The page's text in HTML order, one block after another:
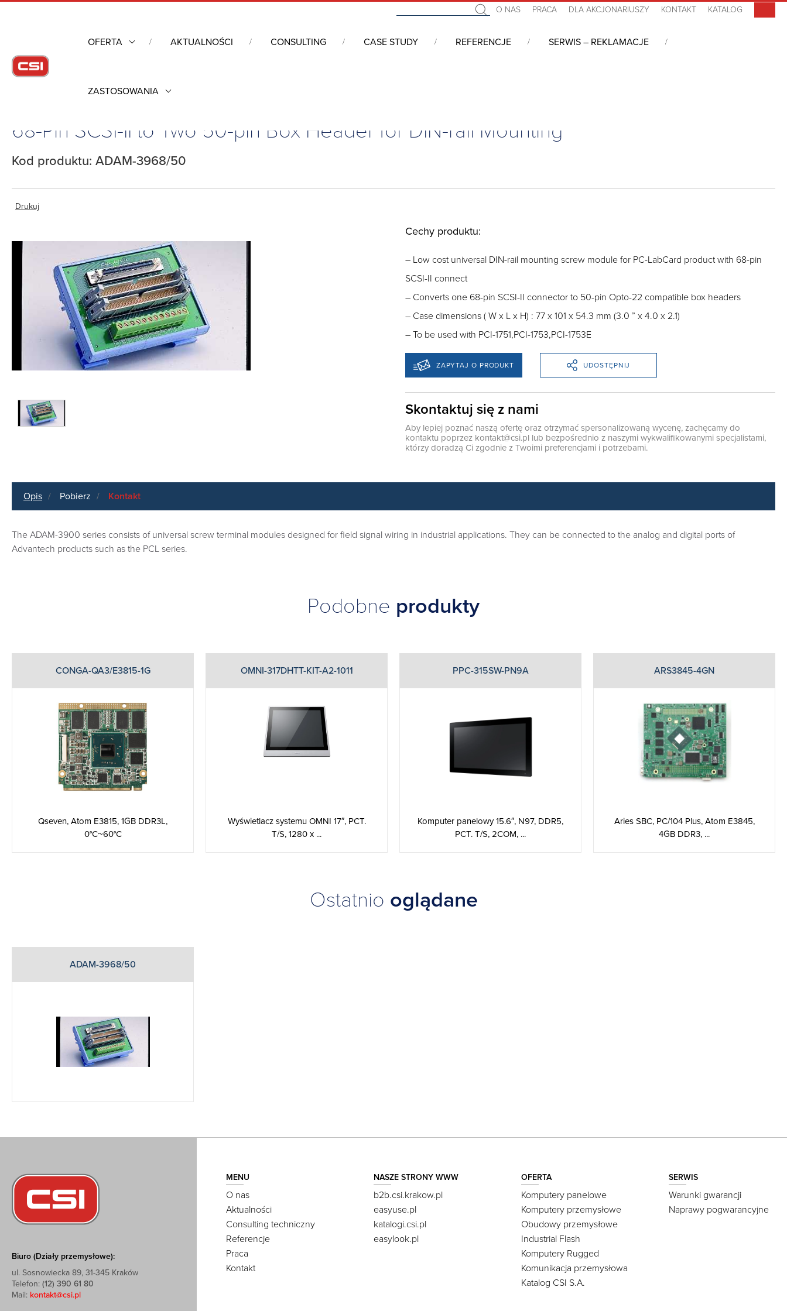
O NAS PRACA DLA AKCJONARIUSZY KONTAKT KATALOG
OFERTA AKTUALNOŚCI CONSULTING CASE STUDY REFERENCJE SERWIS – REKLAMACJE
ZASTOSOWANIA
Komputery przemysłowe
68-Pin SCSI-II to Two 50-pin Box Header for DIN-rail Mounting
Kod produktu: ADAM-3968/50
Drukuj
Cechy produktu:
– Low cost universal DIN-rail mounting screw module for PC-LabCard product with 68-pin
SCSI-II connect
– Converts one 68-pin SCSI-II connector to 50-pin Opto-22 compatible box headers
– Case dimensions ( W x L x H) : 77 x 101 x 54.3 mm (3.0 ” x 4.0 x 2.1)
– To be used with PCI-1751,PCI-1753,PCI-1753E
ZAPYTAJ O PRODUKT UDOSTĘPNIJ
Skontaktuj się z nami
Aby lepiej poznać naszą ofertę oraz otrzymać spersonalizowaną wycenę, zachęcamy do
kontaktu poprzez kontakt@csi.pl lub bezpośrednio z naszymi wykwalifikowanymi specjalistami,
którzy doradzą Ci zgodnie z Twoimi preferencjami i potrzebami.
Opis Pobierz Kontakt
The ADAM-3900 series consists of universal screw terminal modules designed for field signal wiring in industrial applications. They can be connected to the analog and digital ports of
Advantech products such as the PCL series.
Podobne produkty
CONGA-QA3/E3815-1G
Qseven, Atom E3815, 1GB DDR3L,
0°C~60°C
OMNI-317DHTT-KIT-A2-1011
Wyświetlacz systemu OMNI 17″, PCT.
T/S, 1280 x ...
PPC-315SW-PN9A
Komputer panelowy 15.6″, N97, DDR5,
PCT. T/S, 2COM, ...
ARS3845-4GN
Aries SBC, PC/104 Plus, Atom E3845,
4GB DDR3, ...
Ostatnio oglądane
ADAM-3968/50
Biuro (Działy przemysłowe):
ul. Sosnowiecka 89, 31-345 Kraków
Telefon: (12) 390 61 80
Mail: kontakt@csi.pl
MENU
O nas
Aktualności
Consulting techniczny
Referencje
Praca
Kontakt
NASZE STRONY WWW
b2b.csi.krakow.pl
easyuse.pl
katalogi.csi.pl
easylook.pl
OFERTA
Komputery panelowe
Komputery przemysłowe
Obudowy przemysłowe
Industrial Flash
Komputery Rugged
Komunikacja przemysłowa
Katalog CSI S.A.
SERWIS
Warunki gwarancji
Naprawy pogwarancyjne